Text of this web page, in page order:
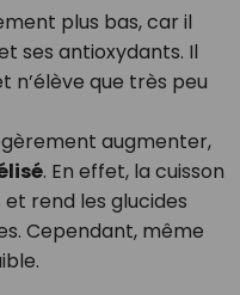
plus bas, car il
ses antioxydants. Il
n’élève que très peu
augmenter,
. En effet, la cuisson
rend les glucides
Cependant, même